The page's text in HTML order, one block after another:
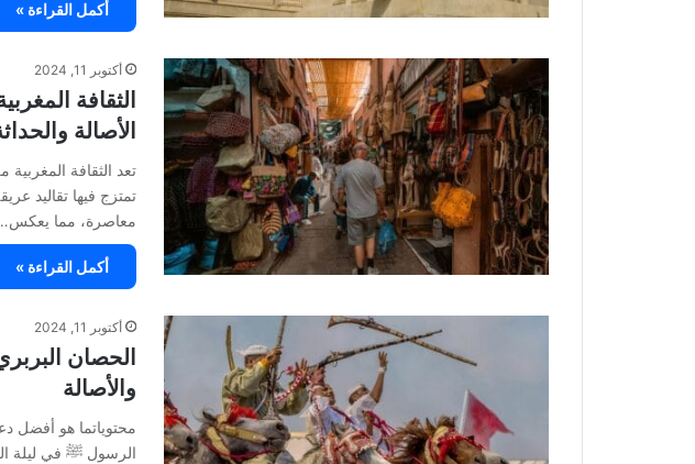
أكمل القراءة »
أكتوبر 11, 2024
الثقافة
الأصالة
تعد الثقافة
تمتزج فيها تقاليد
معاصرة، مما
أكمل القراءة »
أكتوبر 11, 2024
الحصان
والأصالة
محتوياتما هو أفضل
الرسول ﷺ في ليلة